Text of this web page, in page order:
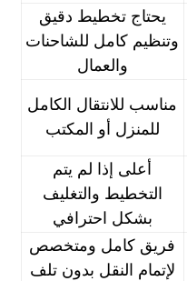
يحتاج تخطيط دقيق
وتنظيم كامل للشاحنات
والعمال
مناسب للانتقال الكامل
للمنزل أو المكتب
أعلى إذا لم يتم
التخطيط والتغليف
بشكل احترافي
فريق كامل ومتخصص
لإتمام النقل بدون تلف